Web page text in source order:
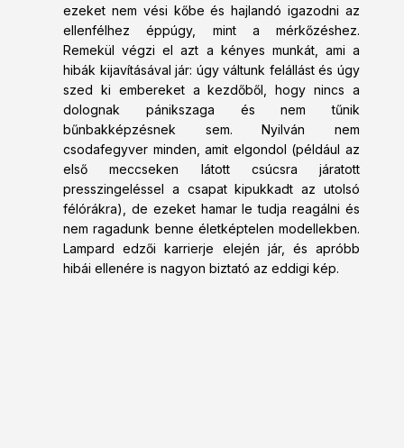
ezeket nem vési kőbe és hajlandó igazodni az
ellenfélhez éppúgy, mint a mérkőzéshez.
Remekül végzi el azt a kényes munkát, ami a
hibák kijavításával jár: úgy váltunk felállást és úgy
szed ki embereket a kezdőből, hogy nincs a
dolognak pánikszaga és nem tűnik
bűnbakképzésnek sem. Nyilván nem
csodafegyver minden, amit elgondol (például az
első meccseken látott csúcsra járatott
presszingeléssel a csapat kipukkadt az utolsó
félórákra), de ezeket hamar le tudja reagálni és
nem ragadunk benne életképtelen modellekben.
Lampard edzői karrierje elején jár, és apróbb
hibái ellenére is nagyon biztató az eddigi kép.